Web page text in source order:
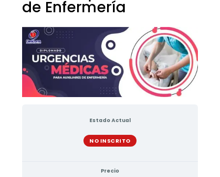
de Enfermería
Estado Actual
NO INSCRITO
Precio